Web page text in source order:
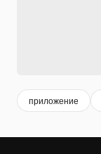
приложение